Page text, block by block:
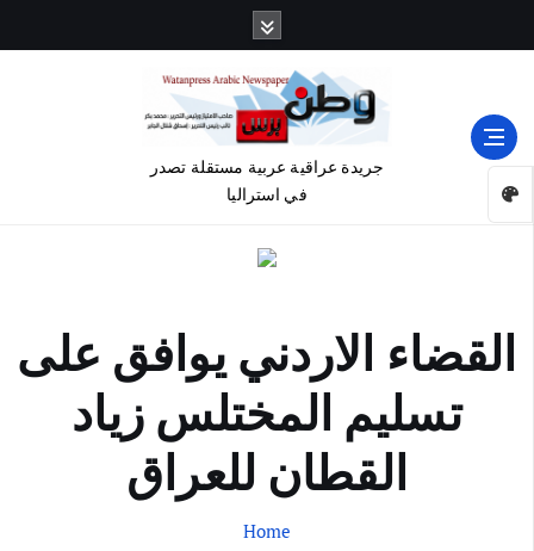
جريدة عراقية عربية مستقلة تصدر
في استراليا
القضاء الاردني يوافق على
تسليم المختلس زياد
القطان للعراق
Home